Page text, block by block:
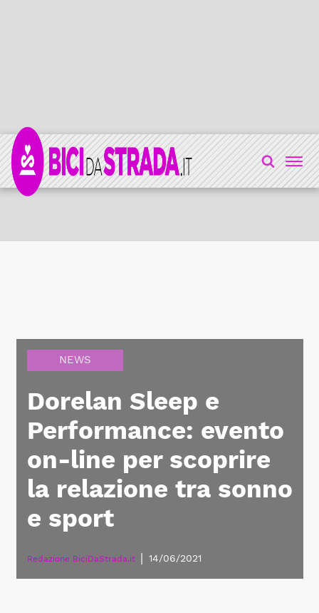
NEWS
Dorelan Sleep e
Performance: evento
on-line per scoprire
la relazione tra sonno
e sport
Redazione BiciDaStrada.it 14/06/2021